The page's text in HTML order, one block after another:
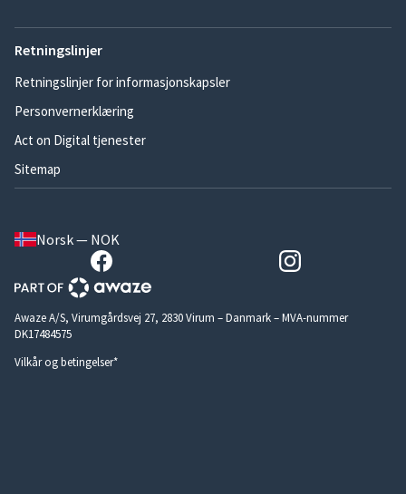
Retningslinjer
Retningslinjer for informasjonskapsler
Personvernerklæring
Act on Digital tjenester
Sitemap
Norsk — NOK
Awaze A/S, Virumgårdsvej 27, 2830 Virum – Danmark – MVA-nummer
DK17484575
Vilkår og betingelser*